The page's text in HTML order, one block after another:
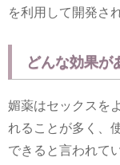
を利用して開発さ
どんな効果が
媚薬はセックスを
れることが多く、
できると言われて